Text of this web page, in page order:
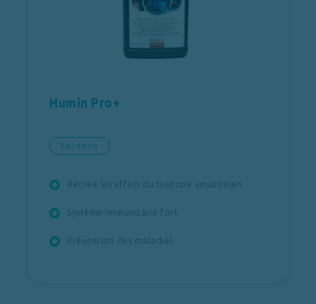
Humin Pro+
Eau douce
Recrée les effets du biotope amazonien
Système immunitaire fort
Prévention des maladies